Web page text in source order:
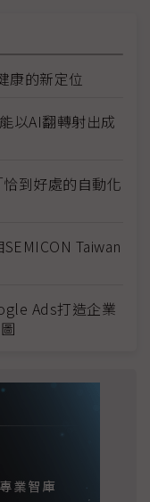
康的新定位
以AI翻轉射出成
到好處的自動化
Taiwan
Ads打造企業